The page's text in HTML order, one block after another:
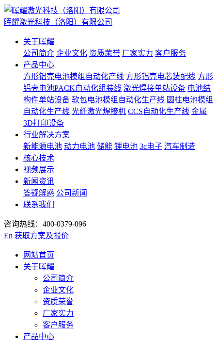
晖耀激光科技（洛阳）有限公司
关于晖耀
公司简介 企业文化 资质荣誉 厂家实力 客户服务
产品中心
方形铝壳电池模组自动化产线 方形铝壳电芯装配线 方形
铝壳电池PACK自动化组装线 激光焊接单站设备 电池结
构件单站设备 软包电池模组自动化生产线 圆柱电池模组
自动化生产线 光纤激光焊接机 CCS自动化生产线 金属
3D打印设备
行业解决方案
新能源电池 动力电池 储能 锂电池 3c电子 汽车制造
核心技术
视频展示
新闻资讯
答疑解惑 公司新闻
联系我们
咨询热线：400-0379-096
En 获取方案及报价
网站首页
关于晖耀
公司简介
企业文化
资质荣誉
厂家实力
客户服务
产品中心